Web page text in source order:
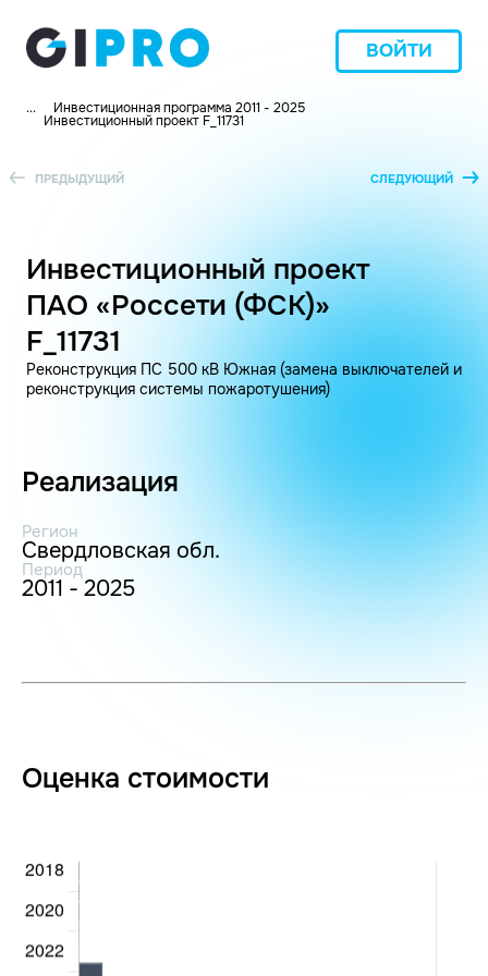
ВОЙТИ
... Инвестиционная программа 2011 - 2025
Инвестиционный проект F_11731
ПРЕДЫДУЩИЙ СЛЕДУЮЩИЙ
Инвестиционный проект
ПАО «Россети (ФСК)»
F_11731
Реконструкция ПС 500 кВ Южная (замена выключателей и
реконструкция системы пожаротушения)
Реализация
Регион
Свердловская обл.
Период
2011 - 2025
Оценка стоимости